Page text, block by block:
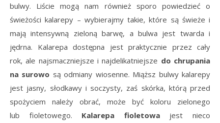
bulwy. Liście mogą nam również sporo powiedzieć o
świeżości kalarepy – wybierajmy takie, które są świeże i
mają intensywną zieloną barwę, a bulwa jest twarda i
jędrna. Kalarepa dostępna jest praktycznie przez cały
rok, ale najsmaczniejsze i najdelikatniejsze do chrupania
na surowo są odmiany wiosenne. Miąższ bulwy kalarepy
jest jasny, słodkawy i soczysty, zaś skórka, którą przed
spożyciem należy obrać, może być koloru zielonego
lub fioletowego. Kalarepa fioletowajest nieco